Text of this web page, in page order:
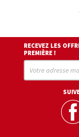
RECEVEZ LES
PREMIÈRE !